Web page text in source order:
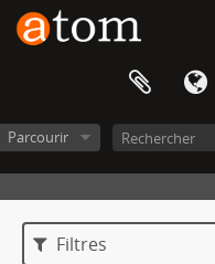
Parcourir
Filtres